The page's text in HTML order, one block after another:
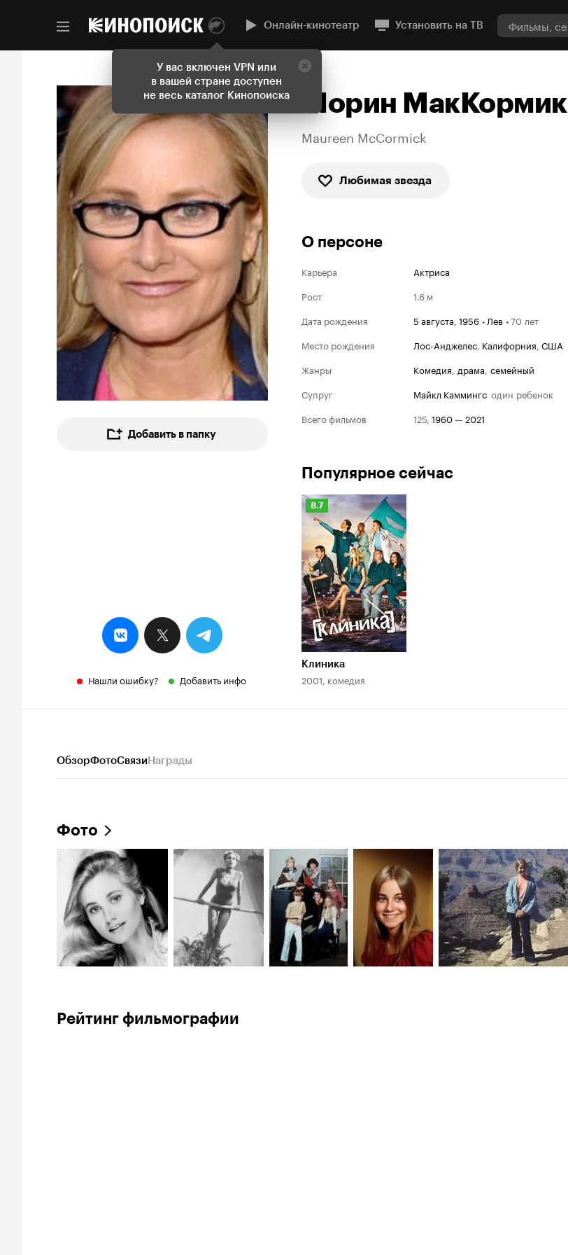
У вас включен VPN или
в вашей стране доступен
не весь каталог Кинопоиска
Онлайн-кинотеатр Установить на ТВ
Добавить в папку
Нашли ошибку? Добавить инфо
Морин МакКормик
Maureen McCormick
Любимая звезда
О персоне
Карьера
Актриса
Рост
1.6 м
Дата рождения
5 августа, 1956 • Лев •70 лет
Место рождения
Лос-Анджелес, Калифорния, США
Жанры
комедия, драма, семейный
Супруг
Майкл Каммингс один ребенок
Всего фильмов
125, 1960— 2021
Популярное сейчас
Рейтинг
Кинопоиска
8.7
8.7
Клиника
2001, комедия
ОбзорФотоСвязиНаграды
Фото
Рейтинг фильмографии